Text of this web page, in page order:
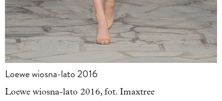
Loewe wiosna-lato 2016
Loewe wiosna-lato 2016, fot. Imaxtree